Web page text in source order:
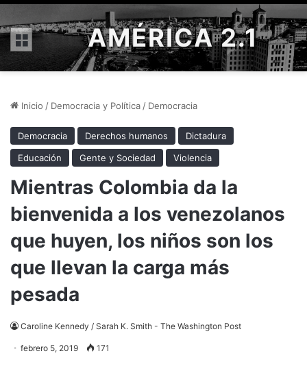
Menú AMÉRICA 2.1
Inicio / Democracia y Política / Democracia
Democracia Derechos humanos
Dictadura
Educación
Gente y Sociedad Violencia
Mientras Colombia da la
bienvenida a los venezolanos
que huyen, los niños son los
que llevan la carga más
pesada
Caroline Kennedy / Sarah K. Smith - The Washington Post
febrero 5, 2019 171